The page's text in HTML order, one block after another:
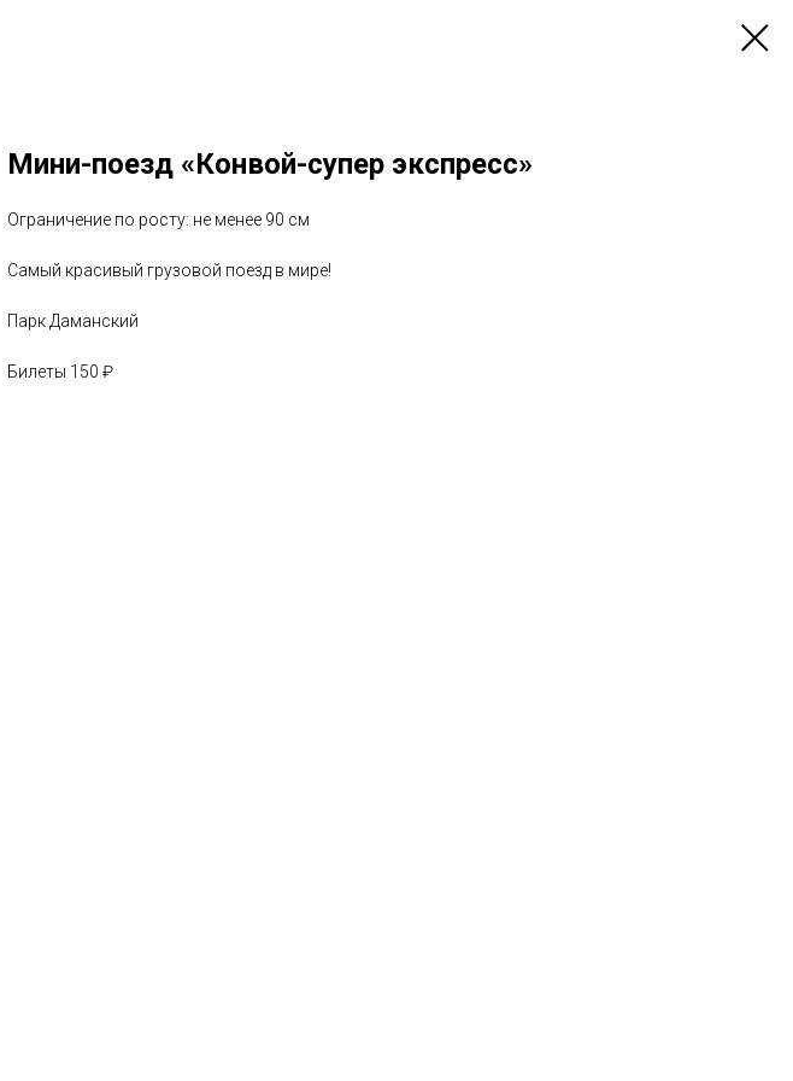
Мини-поезд «Конвой-супер экспресс»
Ограничение по росту: не менее 90 см
Самый красивый грузовой поезд в мире!
Парк Даманский
Билеты 150 ₽